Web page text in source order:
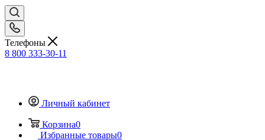
Телефоны
8 800 333-30-11
Личный кабинет
Корзина0
Избранные товары0